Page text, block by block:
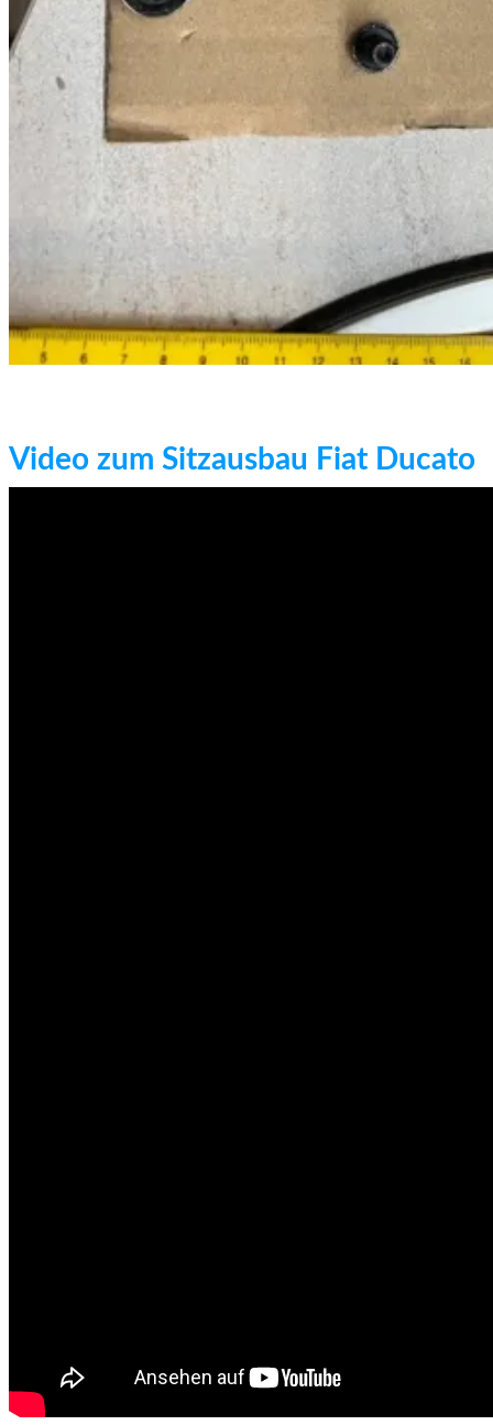
Video zum Sitzausbau Fiat Ducato